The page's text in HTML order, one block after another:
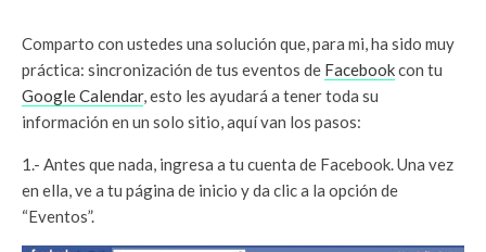
Comparto con ustedes una solución que, para mi, ha sido muy
práctica: sincronización de tus eventos de Facebookcon tu
Google Calendar, esto les ayudará a tener toda su
información en un solo sitio, aquí van los pasos:
1.- Antes que nada, ingresa a tu cuenta de Facebook. Una vez
en ella, ve a tu página de inicio y da clic a la opción de
“Eventos”.